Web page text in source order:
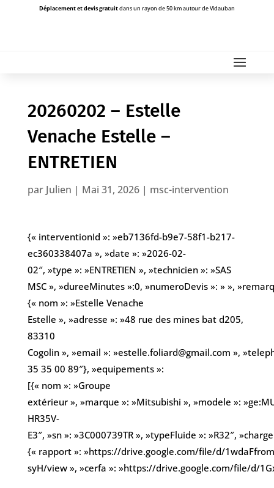
Déplacement et devis gratuitdans un rayon de 50 km autour de Vidauban
20260202 – Estelle
Venache Estelle –
ENTRETIEN
par Julien | Mai 31, 2026| msc-intervention
{« interventionId »: »eb7136fd-b9e7-58f1-b217-
ec360338407a », »date »: »2026-02-
02″, »type »: »ENTRETIEN », »technicien »: »SAS
MSC », »dureeMinutes »:0, »numeroDevis »: » »,
{« nom »: »Estelle Venache
Estelle », »adresse »: »48 rue des mines bat d205,
83310
Cogolin », »email »: »estelle.foliard@gmail.com »,
35 35 00 89″}, »equipements »:
[{« nom »: »Groupe
extérieur », »marque »: »Mitsubishi », »modele »:
HR35V-
E3″, »sn »: »3C000739TR », »typeFluide »: »R32″,
{« rapport »: »https://drive.google.com/file/d/
syH/view », »cerfa »: »https://drive.google.com/file/d/